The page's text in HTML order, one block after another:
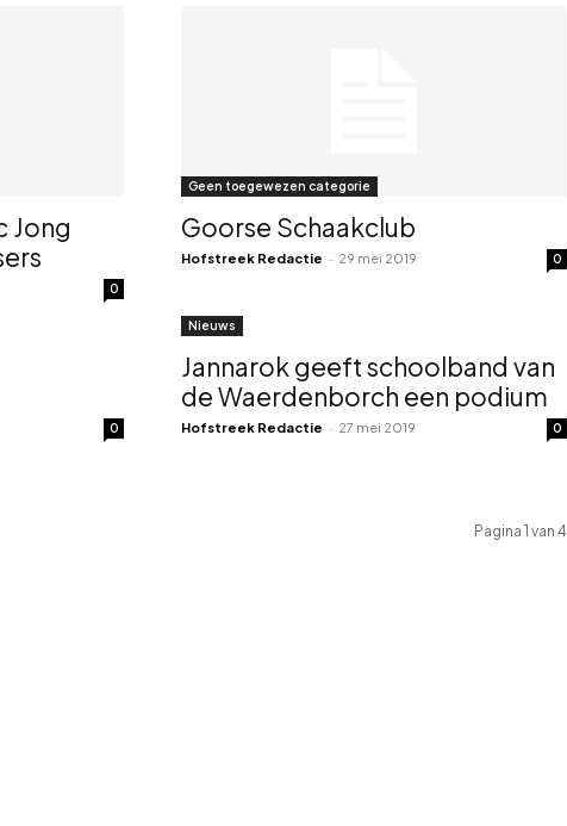
Jong
0
Geen toegewezen categorie
Goorse Schaakclub
Hofstreek Redactie - 29 mei 2019 0
0
Nieuws
Jannarok geeft schoolband van
de Waerdenborch een podium
Hofstreek Redactie - 27 mei 2019 0
Pagina 1 van 4